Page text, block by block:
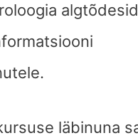
läbinuna